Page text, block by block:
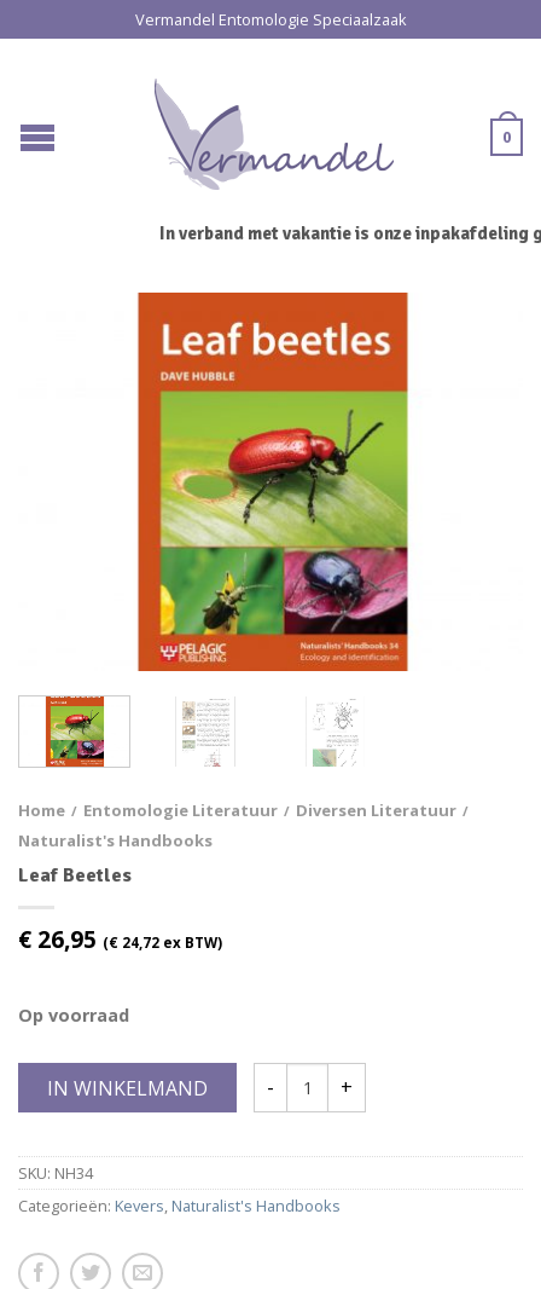
Vermandel Entomologie Speciaalzaak
0
In verband met vakantie is onze inpakafdeling
Home / Entomologie Literatuur / Diversen Literatuur /
Naturalist's Handbooks
Leaf Beetles
€ 26,95 (€ 24,72 ex BTW)
Op voorraad
IN WINKELMAND
SKU: NH34
Categorieën: Kevers, Naturalist's Handbooks